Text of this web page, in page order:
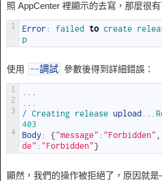
照 AppCenter 裡顯示的去寫，那麼很
1 Error: failed to create
p
使用 --調試 參數後得到詳細錯誤：
1
2
3
4
/ Creating release upload
403
Body: {"message" : "Forbidden"
de" : "Forbidden"}
顯然，我們的操作被拒絕了，原因就